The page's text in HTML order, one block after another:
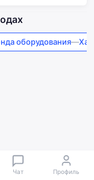
оборудования—
Чат Профиль